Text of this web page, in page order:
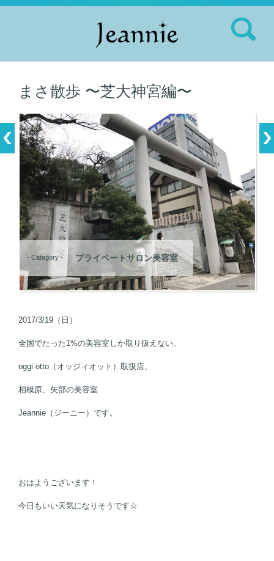
検索:
まさ散歩 〜芝大神宮編〜
- Category - プライベートサロン美容室
2017/3/19（日）
全国でたった1%の美容室しか取り扱えない、
oggi otto（オッジィオット）取扱店、
相模原、矢部の美容室
Jeannie（ジーニー）です。
おはようございます！
今日もいい天気になりそうです☆